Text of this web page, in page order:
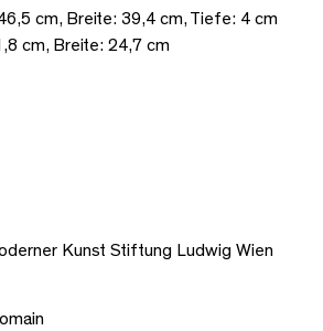
cm, Breite: 39,4 cm, Tiefe: 4 cm
cm, Breite: 24,7 cm
Kunst Stiftung Ludwig Wien